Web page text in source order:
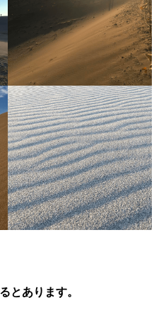
とあります。